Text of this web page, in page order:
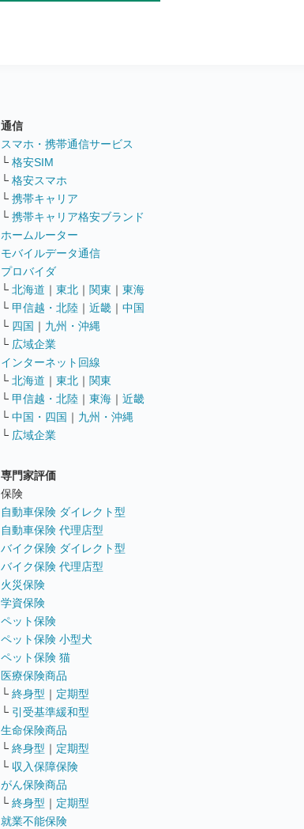
通信
スマホ・携帯通信サービス
└ 格安SIM
└ 格安スマホ
└ 携帯キャリア
└ 携帯キャリア格安ブランド
ホームルーター
モバイルデータ通信
プロバイダ
└ 北海道 ｜ 東北 ｜ 関東 ｜ 東海
└ 甲信越・北陸 ｜ 近畿 ｜ 中国
└ 四国 ｜ 九州・沖縄
└ 広域企業
インターネット回線
└ 北海道 ｜ 東北 ｜ 関東
└ 甲信越・北陸 ｜ 東海 ｜ 近畿
└ 中国・四国 ｜ 九州・沖縄
└ 広域企業
専門家評価
保険
自動車保険 ダイレクト型
自動車保険 代理店型
バイク保険 ダイレクト型
バイク保険 代理店型
火災保険
学資保険
ペット保険
ペット保険 小型犬
ペット保険 猫
医療保険商品
└ 終身型 ｜ 定期型
└ 引受基準緩和型
生命保険商品
└ 終身型 ｜ 定期型
└ 収入保障保険
がん保険商品
└ 終身型 ｜ 定期型
就業不能保険